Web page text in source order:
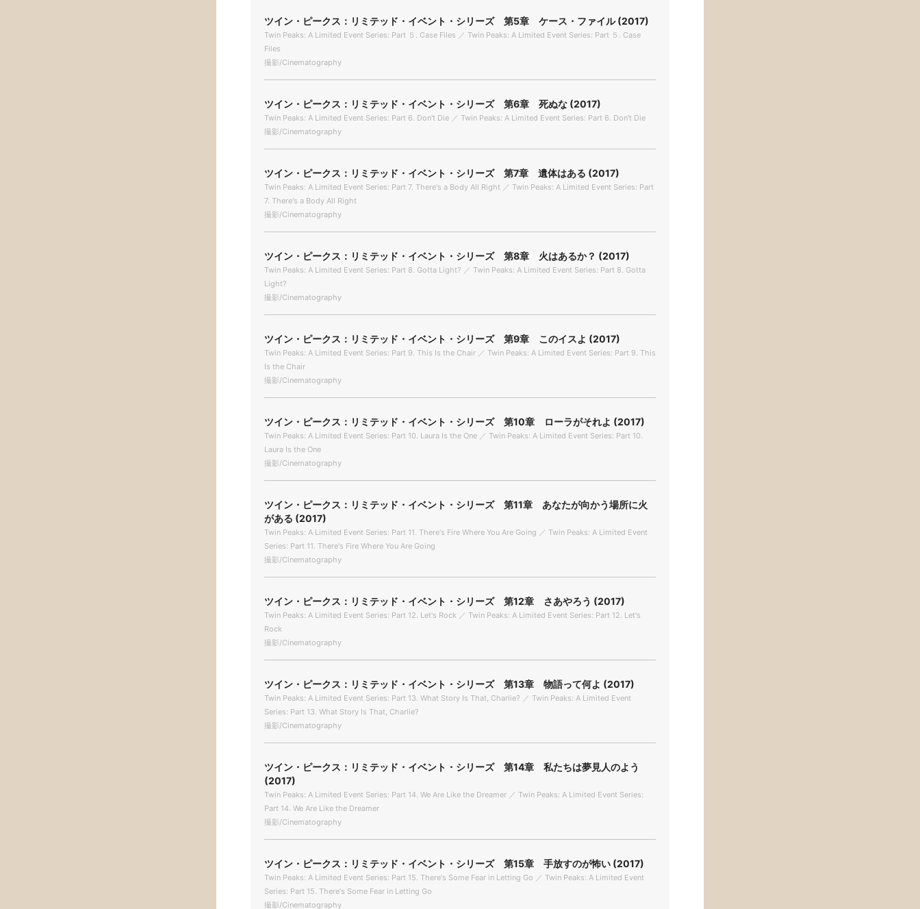
ツイン・ピークス：リミテッド・イベント・シリーズ 第5章 ケース・ファイル (2017)
Twin Peaks: A Limited Event Series: Part ５. Case Files ／ Twin Peaks: A Limited Event Series: Part ５. Case
Files
撮影/Cinematography
ツイン・ピークス：リミテッド・イベント・シリーズ 第6章 死ぬな (2017)
Twin Peaks: A Limited Event Series: Part 6. Don't Die ／ Twin Peaks: A Limited Event Series: Part 6. Don't Die
撮影/Cinematography
ツイン・ピークス：リミテッド・イベント・シリーズ 第7章 遺体はある (2017)
Twin Peaks: A Limited Event Series: Part 7. There's a Body All Right ／ Twin Peaks: A Limited Event Series: Part
7. There's a Body All Right
撮影/Cinematography
ツイン・ピークス：リミテッド・イベント・シリーズ 第8章 火はあるか？ (2017)
Twin Peaks: A Limited Event Series: Part 8. Gotta Light? ／ Twin Peaks: A Limited Event Series: Part 8. Gotta
Light?
撮影/Cinematography
ツイン・ピークス：リミテッド・イベント・シリーズ 第9章 このイスよ (2017)
Twin Peaks: A Limited Event Series: Part 9. This Is the Chair ／ Twin Peaks: A Limited Event Series: Part 9. This
Is the Chair
撮影/Cinematography
ツイン・ピークス：リミテッド・イベント・シリーズ 第10章 ローラがそれよ (2017)
Twin Peaks: A Limited Event Series: Part 10. Laura Is the One ／ Twin Peaks: A Limited Event Series: Part 10.
Laura Is the One
撮影/Cinematography
ツイン・ピークス：リミテッド・イベント・シリーズ 第11章 あなたが向かう場所に火
がある (2017)
Twin Peaks: A Limited Event Series: Part 11. There's Fire Where You Are Going ／ Twin Peaks: A Limited Event
Series: Part 11. There's Fire Where You Are Going
撮影/Cinematography
ツイン・ピークス：リミテッド・イベント・シリーズ 第12章 さあやろう (2017)
Twin Peaks: A Limited Event Series: Part 12. Let's Rock ／ Twin Peaks: A Limited Event Series: Part 12. Let's
Rock
撮影/Cinematography
ツイン・ピークス：リミテッド・イベント・シリーズ 第13章 物語って何よ (2017)
Twin Peaks: A Limited Event Series: Part 13. What Story Is That, Charlie? ／ Twin Peaks: A Limited Event
Series: Part 13. What Story Is That, Charlie?
撮影/Cinematography
ツイン・ピークス：リミテッド・イベント・シリーズ 第14章 私たちは夢見人のよう
(2017)
Twin Peaks: A Limited Event Series: Part 14. We Are Like the Dreamer ／ Twin Peaks: A Limited Event Series:
Part 14. We Are Like the Dreamer
撮影/Cinematography
ツイン・ピークス：リミテッド・イベント・シリーズ 第15章 手放すのが怖い (2017)
Twin Peaks: A Limited Event Series: Part 15. There's Some Fear in Letting Go ／ Twin Peaks: A Limited Event
Series: Part 15. There's Some Fear in Letting Go
撮影/Cinematography